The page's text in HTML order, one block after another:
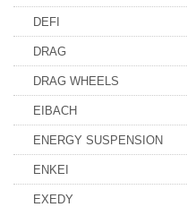
DEFI
DRAG
DRAG WHEELS
EIBACH
ENERGY SUSPENSION
ENKEI
EXEDY